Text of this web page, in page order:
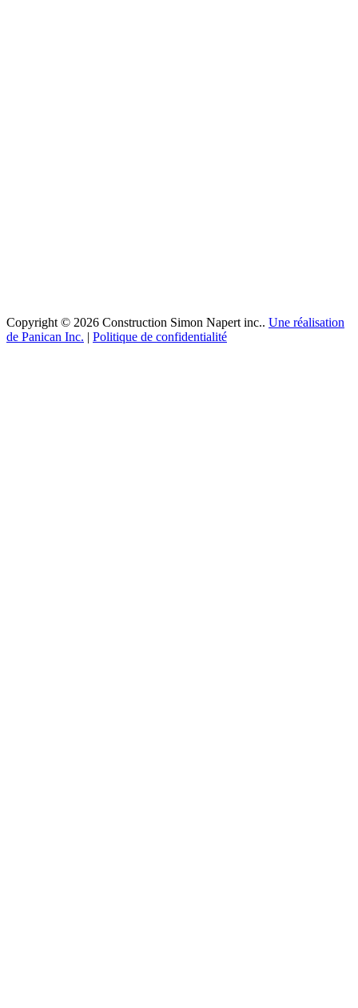
Copyright © 2026 Construction Simon Napert inc.. Une réalisation
de Panican Inc. | Politique de confidentialité